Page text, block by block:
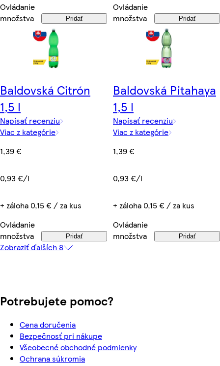
Ovládanie
množstva
Pridať
Ovládanie
množstva
Pridať
Baldovská Citrón
1,5 l
Napísať recenziu
Viac z kategórie
1,39 €
0,93 €/l
+ záloha 0,15 € / za kus
Ovládanie
množstva
Pridať
Baldovská Pitahaya
1,5 l
Napísať recenziu
Viac z kategórie
1,39 €
0,93 €/l
+ záloha 0,15 € / za kus
Ovládanie
množstva
Pridať
Zobraziť ďalších 8
Potrebujete pomoc?
Cena doručenia
Bezpečnosť pri nákupe
Všeobecné obchodné podmienky
Ochrana súkromia